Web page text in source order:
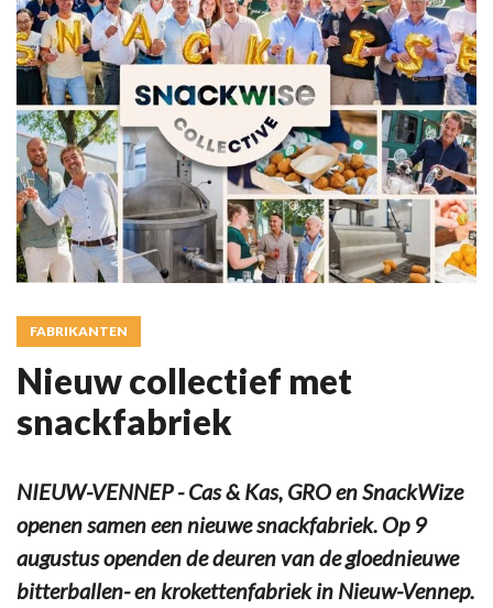
FABRIKANTEN
Nieuw collectief met
snackfabriek
NIEUW-VENNEP - Cas & Kas, GRO en SnackWize
openen samen een nieuwe snackfabriek. Op 9
augustus openden de deuren van de gloednieuwe
bitterballen- en krokettenfabriek in Nieuw-Vennep.